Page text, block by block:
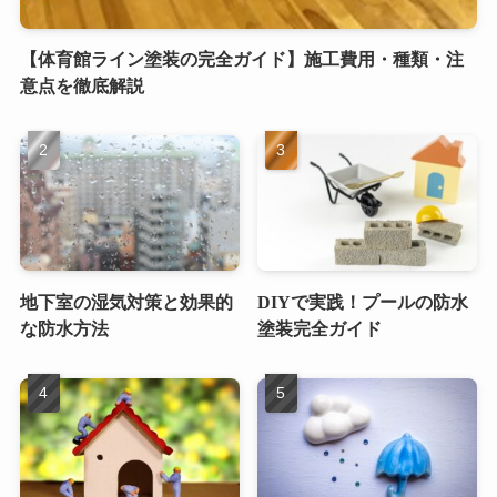
【体育館ライン塗装の完全ガイド】施工費用・種類・注
意点を徹底解説
地下室の湿気対策と効果的
な防水方法
DIYで実践！プールの防水
塗装完全ガイド